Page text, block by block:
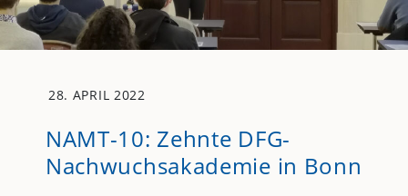
28. APRIL 2022
NAMT-10: Zehnte DFG-
Nachwuchsakademie in Bonn